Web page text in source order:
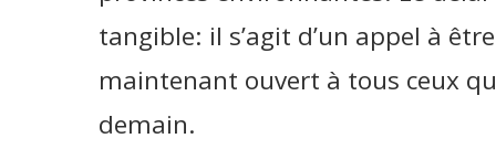
tangible: il s’agit d’un appel à
maintenant ouvert à tous ceux
demain.